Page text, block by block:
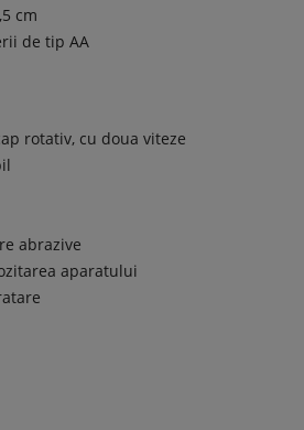
cm
de tip AA
rotativ, cu doua viteze
abrazive
aparatului